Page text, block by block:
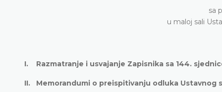
sa
u maloj sali
I. Razmatranje i usvajanje Zapisnika sa 144.
II. Memorandumi o preispitivanju odluka Ustavnog